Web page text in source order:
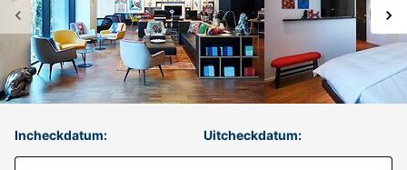
Incheckdatum: Uitcheckdatum: